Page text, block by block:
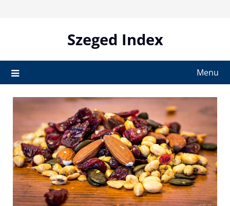
Szeged Index
Menu